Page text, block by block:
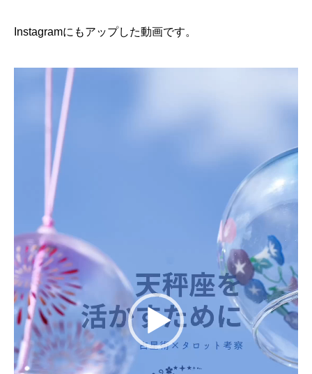
Instagramにもアップした動画です。